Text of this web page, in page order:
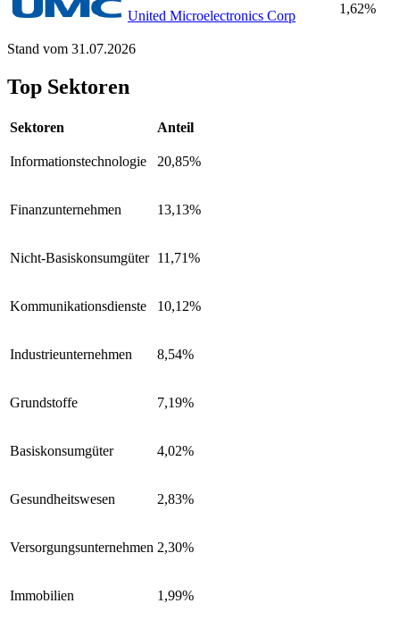
United Microelectronics Corp 1,62%
Stand vom 31.07.2026
Top Sektoren
Sektoren Anteil
Informationstechnologie 20,85%
Finanzunternehmen 13,13%
Nicht-Basiskonsumgüter 11,71%
Kommunikationsdienste 10,12%
Industrieunternehmen 8,54%
Grundstoffe 7,19%
Basiskonsumgüter 4,02%
Gesundheitswesen 2,83%
Versorgungsunternehmen 2,30%
Immobilien 1,99%